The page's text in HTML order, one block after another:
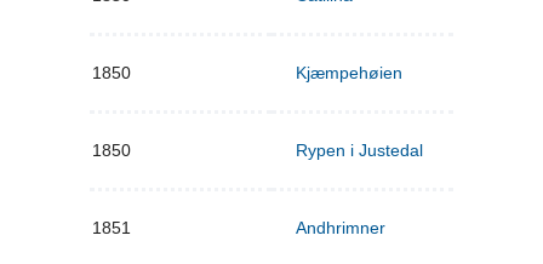
1850 Kjæmpehøien
1850 Rypen i Justedal
1851 Andhrimner